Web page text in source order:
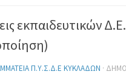
εκπαιδευτικών
Π.Υ.Σ.Δ.Ε ΚΥΚΛΆΔΩΝ ·